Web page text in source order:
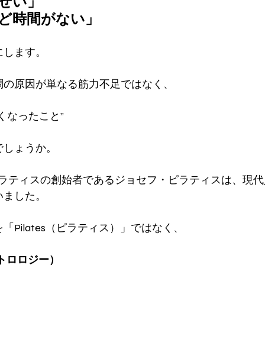
時間がない」
ます。
原因が単なる筋力不足ではなく、
なったこと”
ょうか。
ティスの創始者であるジョセフ・ピラティスは、現
した。
Pilates（ピラティス）」ではなく、
ロジー）